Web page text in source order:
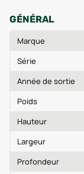
GÉNÉRAL
Marque
Série
Année de sortie
Poids
Hauteur
Largeur
Profondeur